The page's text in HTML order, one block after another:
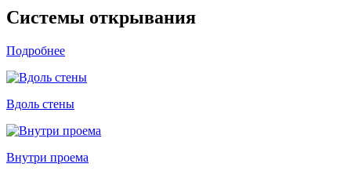
Системы открывания
Подробнее
Вдоль стены
Внутри проема